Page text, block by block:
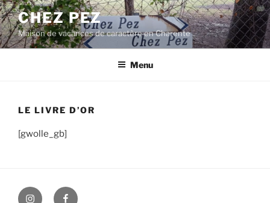
Aller
au
contenu
principal
CHEZ PEZ
Maison de vacances de caractère en Charente
Menu
LE LIVRE D’OR
[gwolle_gb]
InstagramFacebook